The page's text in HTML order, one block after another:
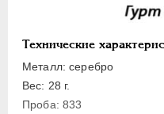
Технические
Металл: серебро
Вес: 28 г.
Проба: 833
Пробные
Для Речи Посполитой
Монетовидные жетоны